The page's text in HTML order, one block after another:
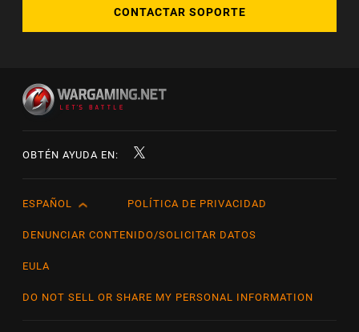
CONTACTAR SOPORTE
OBTÉN AYUDA EN:
English
Čeština
ESPAÑOL POLÍTICA DE PRIVACIDAD
DENUNCIAR CONTENIDO/SOLICITAR DATOS
EULA
DO NOT SELL OR SHARE MY PERSONAL INFORMATION